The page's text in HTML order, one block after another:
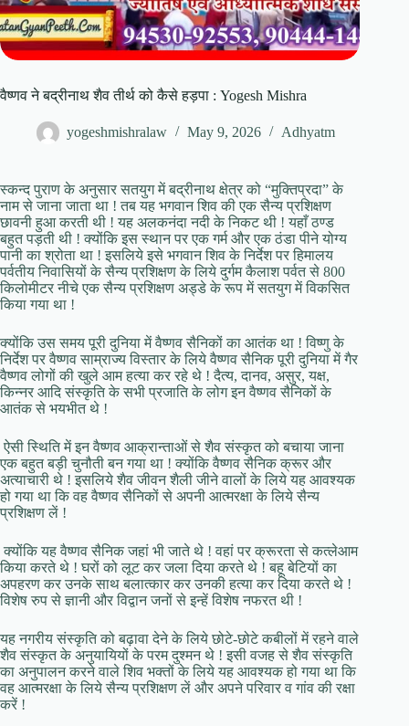
वैष्णव ने बद्रीनाथ शैव तीर्थ को कैसे हड़पा : Yogesh Mishra
yogeshmishralaw May 9, 2026 Adhyatm
स्कन्द पुराण के अनुसार सतयुग में बद्रीनाथ क्षेत्र को “मुक्तिप्रदा” के
नाम से जाना जाता था ! तब यह भगवान शिव की एक सैन्य प्रशिक्षण
छावनी हुआ करती थी ! यह अलकनंदा नदी के निकट थी ! यहाँ ठण्ड
बहुत पड़ती थी ! क्योंकि इस स्थान पर एक गर्म और एक ठंडा पीने योग्य
पानी का श्रोता था ! इसलिये इसे भगवान शिव के निर्देश पर हिमालय
पर्वतीय निवासियों के सैन्य प्रशिक्षण के लिये दुर्गम कैलाश पर्वत से 800
किलोमीटर नीचे एक सैन्य प्रशिक्षण अड्डे के रूप में सतयुग में विकसित
किया गया था !
क्योंकि उस समय पूरी दुनिया में वैष्णव सैनिकों का आतंक था ! विष्णु के
निर्देश पर वैष्णव साम्राज्य विस्तार के लिये वैष्णव सैनिक पूरी दुनिया में गैर
वैष्णव लोगों की खुले आम हत्या कर रहे थे ! दैत्य, दानव, असुर, यक्ष,
किन्नर आदि संस्कृति के सभी प्रजाति के लोग इन वैष्णव सैनिकों के
आतंक से भयभीत थे !
ऐसी स्थिति में इन वैष्णव आक्रान्ताओं से शैव संस्कृत को बचाया जाना
एक बहुत बड़ी चुनौती बन गया था ! क्योंकि वैष्णव सैनिक क्रूर और
अत्याचारी थे ! इसलिये शैव जीवन शैली जीने वालों के लिये यह आवश्यक
हो गया था कि वह वैष्णव सैनिकों से अपनी आत्मरक्षा के लिये सैन्य
प्रशिक्षण लें !
क्योंकि यह वैष्णव सैनिक जहां भी जाते थे ! वहां पर क्रूरता से कत्लेआम
किया करते थे ! घरों को लूट कर जला दिया करते थे ! बहू बेटियों का
अपहरण कर उनके साथ बलात्कार कर उनकी हत्या कर दिया करते थे !
विशेष रुप से ज्ञानी और विद्वान जनों से इन्हें विशेष नफरत थी !
यह नगरीय संस्कृति को बढ़ावा देने के लिये छोटे-छोटे कबीलों में रहने वाले
शैव संस्कृत के अनुयायियों के परम दुश्मन थे ! इसी वजह से शैव संस्कृति
का अनुपालन करने वाले शिव भक्तों के लिये यह आवश्यक हो गया था कि
वह आत्मरक्षा के लिये सैन्य प्रशिक्षण लें और अपने परिवार व गांव की रक्षा
करें !